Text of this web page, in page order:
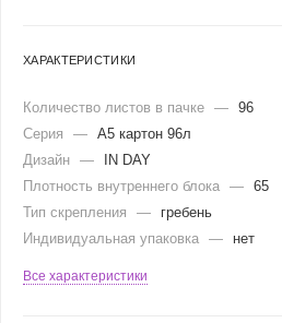
ХАРАКТЕРИСТИКИ
Количество листов в пачке — 96
Серия
— А5 картон 96л
Дизайн —
IN DAY
Плотность внутреннего блока — 65
Тип скрепления
—
гребень
Индивидуальная упаковка — нет
Все характеристики